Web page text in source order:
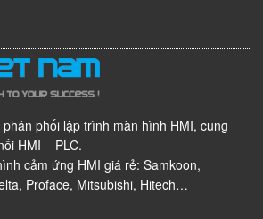
phối lập trình màn hình HMI, cung
HMI – PLC.
cảm ứng HMI giá rẻ: Samkoon,
Proface, Mitsubishi, Hitech…